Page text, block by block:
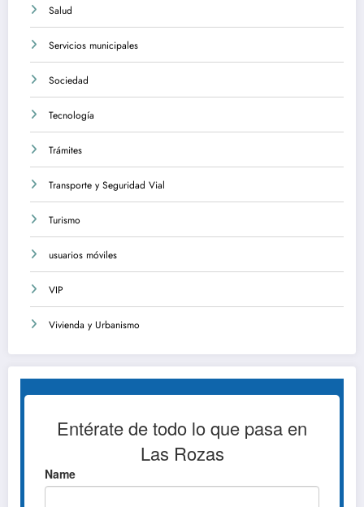
Salud
Servicios municipales
Sociedad
Tecnología
Trámites
Transporte y Seguridad Vial
Turismo
usuarios móviles
VIP
Vivienda y Urbanismo